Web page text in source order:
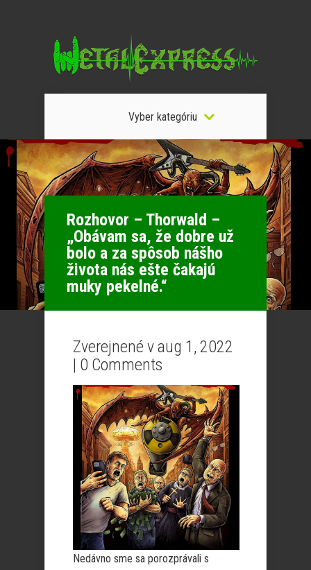
Vyber kategóriu
Rozhovor – Thorwald –
„Obávam sa, že dobre už
bolo a za spôsob nášho
života nás ešte čakajú
muky pekelné.“
Zverejnené v aug 1, 2022
| 0 Comments
Nedávno sme sa porozprávali s